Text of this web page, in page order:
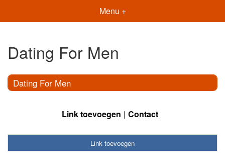
Menu +
Dating For Men
Dating For Men
Link toevoegen Contact
Link toevoegen